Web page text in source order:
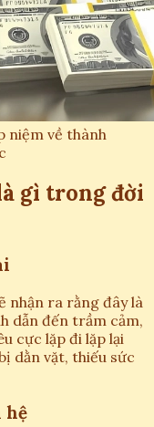
niệm về thành
gì trong đời
nhận ra rằng đây là
dẫn đến trầm cảm,
cực lặp đi lặp lại
dằn vặt, thiếu sức
hệ